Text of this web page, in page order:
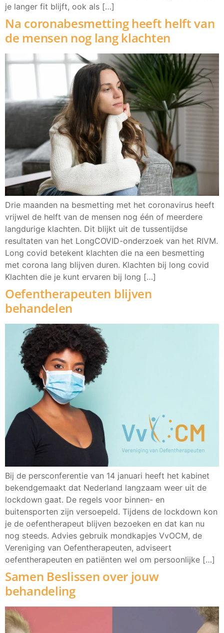
je langer fit blijft, ook als […]
Na coronabesmetting heeft helft van
de mensen nog lang klachten
Drie maanden na besmetting met het coronavirus heeft
vrijwel de helft van de mensen nog één of meerdere
langdurige klachten. Dit blijkt uit de tussentijdse
resultaten van het LongCOVID-onderzoek van het RIVM.
Long covid betekent klachten die na een besmetting
met corona lang blijven duren. Klachten bij long covid
Klachten die je kunt ervaren bij long […]
Oefentherapeuten blijven
behandelen
Bij de persconferentie van 14 januari heeft het kabinet
bekendgemaakt dat Nederland langzaam weer uit de
lockdown gaat. De regels voor binnen- en
buitensporten zijn versoepeld. Tijdens de lockdown kon
je de oefentherapeut blijven bezoeken en dat kan nu
nog steeds. Advies gebruik mondkapjes VvOCM, de
Vereniging van Oefentherapeuten, adviseert
oefentherapeuten en patiënten wel om persoonlijke […]
Samen Beslissen over jouw
behandeling